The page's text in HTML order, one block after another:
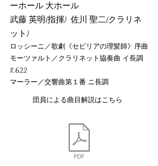
ーホール 大ホール
武藤 英明(指揮) 佐川 聖二(クラリネ
ット)
ロッシーニ／歌劇《セビリアの理髪師》序曲
モーツァルト／クラリネット協奏曲 イ長調
K.622
マーラー／交響曲第１番 ニ長調
団員による曲目解説はこちら